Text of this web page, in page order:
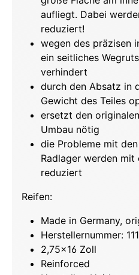
aufliegt. Dabei
reduziert!
wegen des präzisen
ein seitliches
verhindert
durch den Absatz in
Gewicht des Teiles
ersetzt den
Umbau nötig
die Probleme mit
Radlager werden
reduziert
Reifen:
Made in Germany,
Herstellernummer:
2,75x16 Zoll
Reinforced